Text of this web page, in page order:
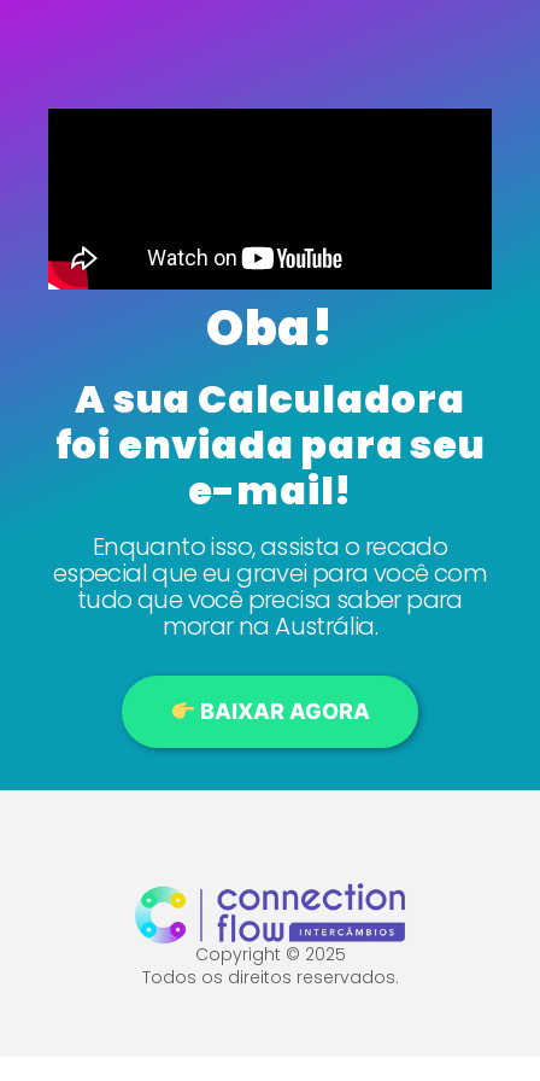
Oba!
A sua Calculadora
foi enviada para seu
e-mail!
Enquanto isso, assista o recado
especial que eu gravei para você com
tudo que você precisa saber para
morar na Austrália.
BAIXAR AGORA
Copyright © 2025
Todos os direitos reservados.